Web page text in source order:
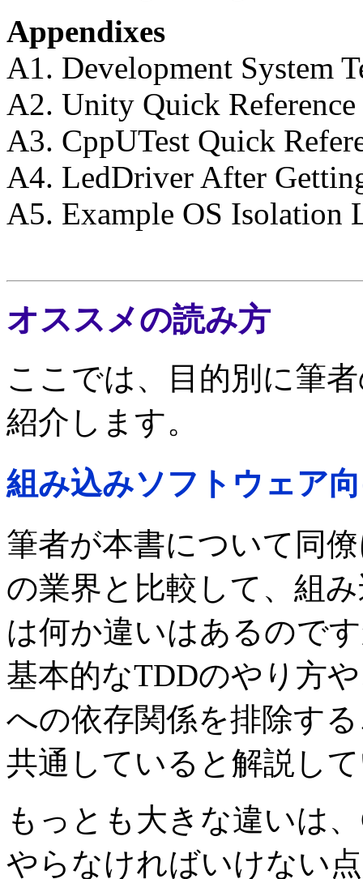
Appendixes
A1. Development System
A2. Unity Quick Reference
A3. CppUTest Quick
A4. LedDriver After
A5. Example OS Isolation
オススメの読み方
ここでは、目的別に筆
紹介します。
組み込みソフトウェア
筆者が本書について同
の業界と比較して、組
は何か違いはあるので
基本的なTDDのやり方
への依存関係を排除す
共通していると解説し
もっとも大きな違いは
やらなければいけない